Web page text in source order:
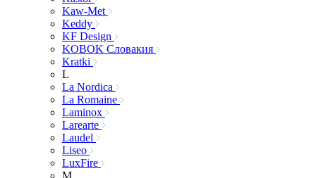
Kaw-Met
Keddy
KF Design
KOBOK Словакия
Kratki
L
La Nordica
La Romaine
Laminox
Larearte
Laudel
Liseo
LuxFire
M